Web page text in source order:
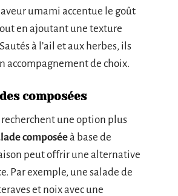
umami accentue le goût
en ajoutant une texture
à l’ail et aux herbes, ils
accompagnement de choix.
composées
recherchent une option plus
composéeà base de
peut offrir une alternative
Par exemple, une salade de
et noix avec une